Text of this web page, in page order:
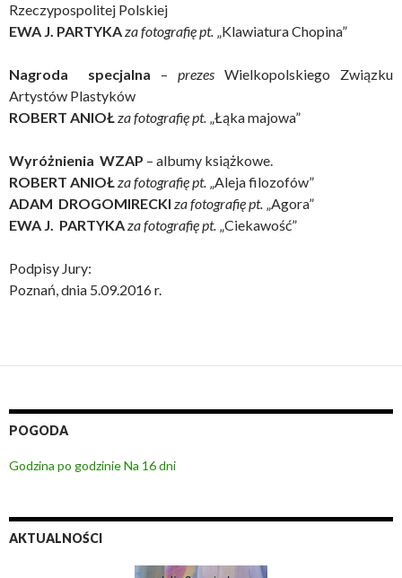
Rzeczypospolitej Polskiej
EWA J. PARTYKAza fotografię pt. „Klawiatura Chopina”
Nagroda specjalna – prezes Wielkopolskiego Związku
Artystów Plastyków
ROBERT ANIOŁza fotografię pt. „Łąka majowa”
Wyróżnienia WZAP – albumy książkowe.
ROBERT ANIOŁza fotografię pt. „Aleja filozofów”
ADAM DROGOMIRECKI za fotografię pt. „Agora”
EWA J. PARTYKAza fotografię pt. „Ciekawość”
Podpisy Jury:
Poznań, dnia 5.09.2016 r.
POGODA
Godzina po godzinieNa 16 dni
AKTUALNOŚCI